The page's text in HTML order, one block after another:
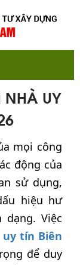
NHÀ UY
mọi công
động của
sử dụng,
hiệu hư
Việc
tín Biên
để duy